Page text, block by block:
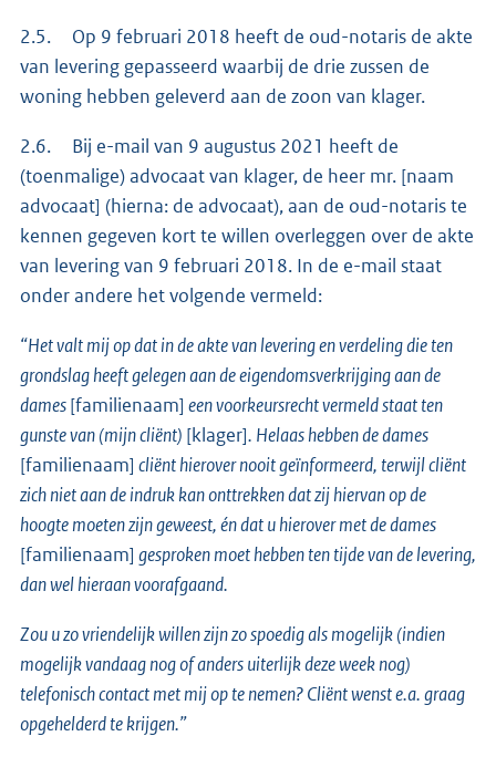
2.5. Op 9 februari 2018 heeft de oud-notaris de akte
van levering gepasseerd waarbij de drie zussen de
woning hebben geleverd aan de zoon van klager.
2.6. Bij e-mail van 9 augustus 2021 heeft de
(toenmalige) advocaat van klager, de heer mr. [naam
advocaat] (hierna: de advocaat), aan de oud-notaris te
kennen gegeven kort te willen overleggen over de akte
van levering van 9 februari 2018. In de e-mail staat
onder andere het volgende vermeld:
“Het valt mij op dat in de akte van levering en verdeling die ten
grondslag heeft gelegen aan de eigendomsverkrijging aan de
dames[familienaam] een voorkeursrecht vermeld staat ten
gunste van (mijn cliënt) [klager]. Helaas hebben de dames
[familienaam] cliënt hierover nooit geïnformeerd, terwijl cliënt
zich niet aan de indruk kan onttrekken dat zij hiervan op de
hoogte moeten zijn geweest, én dat u hierover met de dames
[familienaam] gesproken moet hebben ten tijde van de levering,
dan wel hieraan voorafgaand.
Zou u zo vriendelijk willen zijn zo spoedig als mogelijk (indien
mogelijk vandaag nog of anders uiterlijk deze week nog)
telefonisch contact met mij op te nemen? Cliënt wenst e.a. graag
opgehelderd te krijgen.”